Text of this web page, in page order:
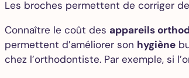
Les broches permettent de corriger
Connaître le coût des appareils
permettent d’améliorer son hygiène
chez l’orthodontiste. Par exemple, si